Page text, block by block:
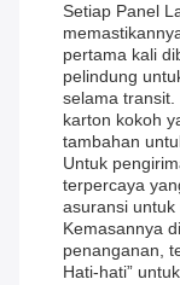
Setiap Panel
pertama kali
pelindung
selama
karton kokoh
tambahan
Untuk
terpercaya
asuransi
Kemasannya
penanganan,
Hati-hati”